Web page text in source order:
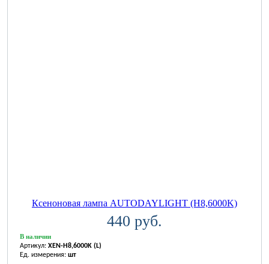
Ксеноновая лампа AUTODAYLIGHT (H8,6000K)
440 руб.
В наличии
Артикул: XEN-H8,6000K (L)
Ед. измерения: шт